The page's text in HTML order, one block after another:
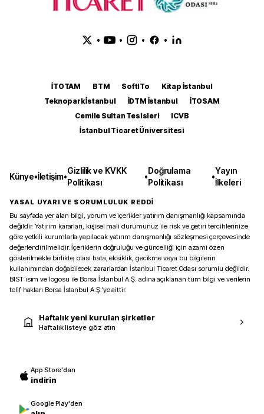
• • • •
İTOTAM BTM SoftITo
Kitap İstanbul
Teknopark İstanbul
İDTM İstanbul
İTOSAM
Cemile Sultan Tesisleri
ICVB
İstanbul Ticaret Üniversitesi
Künye•İletişim•
Gizlilik ve KVKK
Politikası
•
Doğrulama
Politikası
•
Yayın
İlkeleri
YASAL UYARI VE SORUMLULUK REDDİ
Bu sayfada yer alan bilgi, yorum ve içerikler yatırım danışmanlığı kapsamında
değildir. Yatırım kararları, kişisel mali durumunuz ile risk ve getiri tercihlerinize
göre yetkili kurumlarla yapılacak yatırım danışmanlığı sözleşmesi çerçevesinde
değerlendirilmelidir. İçeriklerin doğruluğu ve güncelliği için azami özen
gösterilmekle birlikte, olası hata, eksiklik, gecikme veya bu bilgilerin
kullanımından doğabilecek zararlardan İstanbul Ticaret Odası sorumlu değildir.
BIST isim ve logosu ile Borsa İstanbul A.Ş. adına açıklanan tüm bilgi ve verilerin
telif hakları Borsa İstanbul A.Ş.’ye aittir.
Haftalık yeni kurulan şirketler
Haftalık listeye göz atın
App Store'dan
indirin
Google Play'den